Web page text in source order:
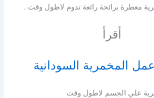
معطرة برائحة رائعة تدوم لاطول وقت .
أقرأ
المخمرية السودانية
علي الجسم لاطول وقت